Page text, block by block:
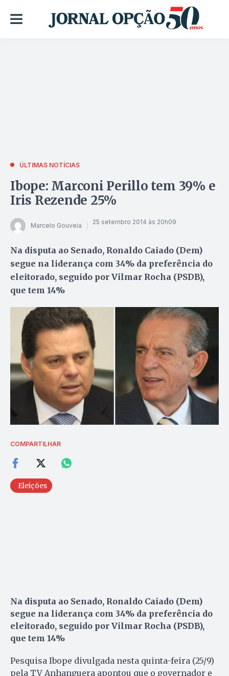
ÚLTIMAS NOTÍCIAS
Ibope: Marconi Perillo tem 39% e
Iris Rezende 25%
Marcelo Gouveia 25 setembro 2014 às 20h09
Na disputa ao Senado, Ronaldo Caiado (Dem)
segue na liderança com 34% da preferência do
eleitorado, seguido por Vilmar Rocha (PSDB),
que tem 14%
COMPARTILHAR
Eleições
Na disputa ao Senado, Ronaldo Caiado (Dem)
segue na liderança com 34% da preferência do
eleitorado, seguido por Vilmar Rocha (PSDB),
que tem 14%
Pesquisa Ibope divulgada nesta quinta-feira (25/9)
pela TV Anhanguera apontou que o governador e